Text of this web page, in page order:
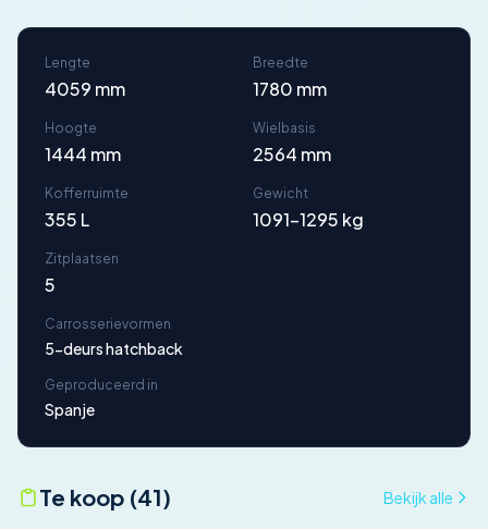
Lengte
4059 mm
Breedte
1780 mm
Hoogte
1444 mm
Wielbasis
2564 mm
Kofferruimte
355 L
Gewicht
1091-1295 kg
Zitplaatsen
5
Carrosserievormen
5-deurs hatchback
Geproduceerd in
Spanje
Te koop (41) Bekijk alle